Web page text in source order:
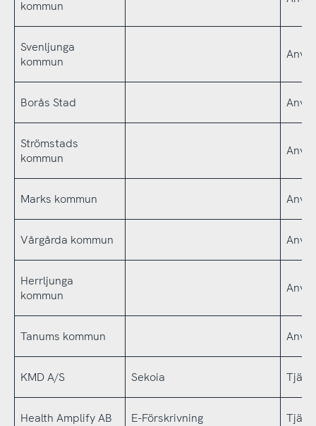
kommun
Svenljunga
kommun
Borås Stad
Strömstads
kommun
Marks kommun
Vårgårda kommun
Herrljunga
kommun
Tanums kommun
KMD A/S Sekoia
Health Amplify AB E-Förskrivning